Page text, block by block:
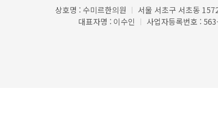
상호명 : 수미르한의원
|
서울 서초구 서초동
대표자명 : 이수인
| 사업자등록번호 :